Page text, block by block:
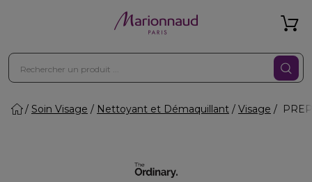
Soin Visage Nettoyant et Démaquillant Visage